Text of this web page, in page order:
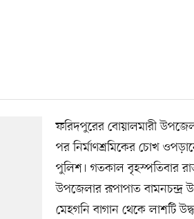
ফরিদপুরের বোয়ালমারী
পর নির্মাণশ্রমিকের চোখ
পুলিশ। গতকাল বৃহস্পতিবার
উপজেলার রূপাপাত বামনচন্দ্র
মেহগনি বাগান থেকে লাশটি